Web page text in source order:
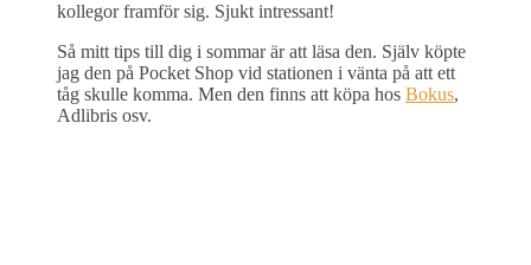
kollegor framför sig. Sjukt intressant!
Så mitt tips till dig i sommar är att läsa den. Själv köpte
jag den på Pocket Shop vid stationen i vänta på att ett
tåg skulle komma. Men den finns att köpa hos Bokus,
Adlibris osv.